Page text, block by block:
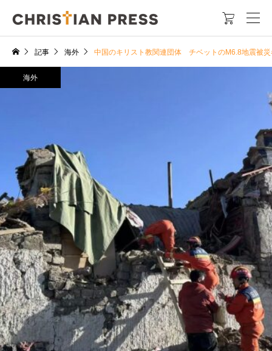

記事 海外 中国のキリスト教関連団体 チベットのM6.8地震被
海外